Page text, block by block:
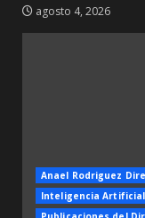
agosto 4, 2026
Anael Rodriguez
Inteligencia Artificial